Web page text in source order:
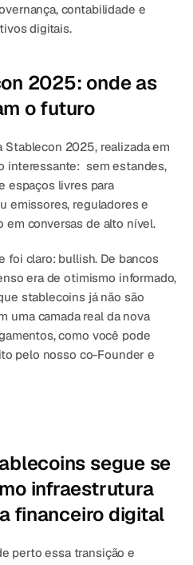
contabilidade e
digitais.
2025: onde as
o futuro
2025, realizada em
interessante:  sem estandes,
espaços livres para
emissores, reguladores e
conversas de alto nível.
foi claro: bullish. De bancos
era de otimismo informado,
stablecoins já não são
uma camada real da nova
como você pode
pelo nosso co-Founder e
segue se
infraestrutura
financeiro digital
perto essa transição e